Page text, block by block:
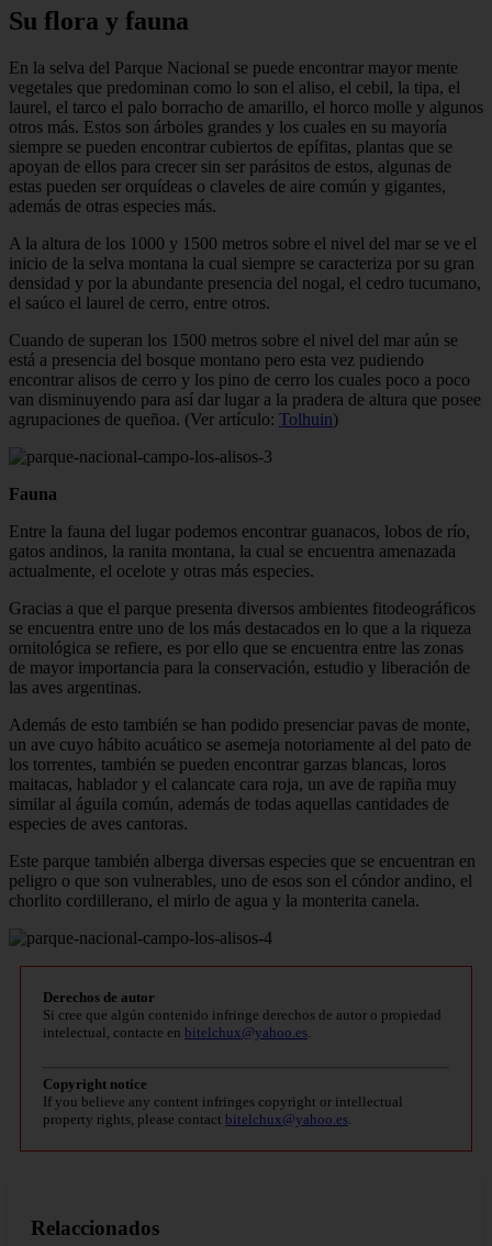
Su flora y fauna
En la selva del Parque Nacional se puede encontrar mayor mente
vegetales que predominan como lo son el aliso, el cebil, la tipa, el
laurel, el tarco el palo borracho de amarillo, el horco molle y algunos
otros más. Estos son árboles grandes y los cuales en su mayoría
siempre se pueden encontrar cubiertos de epífitas, plantas que se
apoyan de ellos para crecer sin ser parásitos de estos, algunas de
estas pueden ser orquídeas o claveles de aire común y gigantes,
además de otras especies más.
A la altura de los 1000 y 1500 metros sobre el nivel del mar se ve el
inicio de la selva montana la cual siempre se caracteriza por su gran
densidad y por la abundante presencia del nogal, el cedro tucumano,
el saúco el laurel de cerro, entre otros.
Cuando de superan los 1500 metros sobre el nivel del mar aún se
está a presencia del bosque montano pero esta vez pudiendo
encontrar alisos de cerro y los pino de cerro los cuales poco a poco
van disminuyendo para así dar lugar a la pradera de altura que posee
agrupaciones de queñoa. (Ver artículo: Tolhuin)
Fauna
Entre la fauna del lugar podemos encontrar guanacos, lobos de río,
gatos andinos, la ranita montana, la cual se encuentra amenazada
actualmente, el ocelote y otras más especies.
Gracias a que el parque presenta diversos ambientes fitodeográficos
se encuentra entre uno de los más destacados en lo que a la riqueza
ornitológica se refiere, es por ello que se encuentra entre las zonas
de mayor importancia para la conservación, estudio y liberación de
las aves argentinas.
Además de esto también se han podido presenciar pavas de monte,
un ave cuyo hábito acuático se asemeja notoriamente al del pato de
los torrentes, también se pueden encontrar garzas blancas, loros
maitacas, hablador y el calancate cara roja, un ave de rapiña muy
similar al águila común, además de todas aquellas cantidades de
especies de aves cantoras.
Este parque también alberga diversas especies que se encuentran en
peligro o que son vulnerables, uno de esos son el cóndor andino, el
chorlito cordillerano, el mirlo de agua y la monterita canela.
Derechos de autor
Si cree que algún contenido infringe derechos de autor o propiedad
intelectual, contacte en bitelchux@yahoo.es.
Copyright notice
If you believe any content infringes copyright or intellectual
property rights, please contact bitelchux@yahoo.es.
Relaccionados